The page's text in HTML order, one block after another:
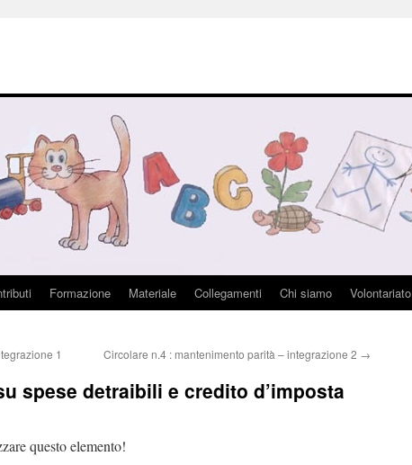
Formazione Materiale Collegamenti Chi siamo Volontariato
1 Circolare n.4 : mantenimento parità – integrazione 2 →
spese detraibili e credito d’imposta
questo elemento!